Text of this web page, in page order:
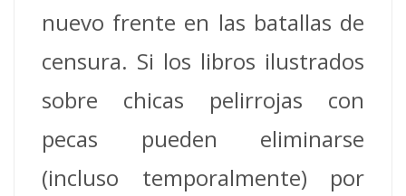
nuevo frente en las batallas de
censura. Si los libros ilustrados
sobre chicas pelirrojas con
pecas pueden eliminarse
(incluso temporalmente) por